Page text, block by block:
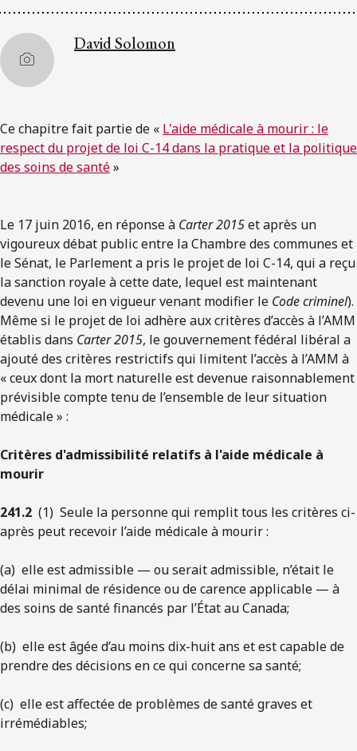
David Solomon
Ce chapitre fait partie de « L'aide médicale à mourir : le
respect du projet de loi C-14 dans la pratique et la politique
des soins de santé»
Le 17 juin 2016, en réponse à Carter 2015et après un
vigoureux débat public entre la Chambre des communes et
le Sénat, le Parlement a pris le projet de loi C-14, qui a reçu
la sanction royale à cette date, lequel est maintenant
devenu une loi en vigueur venant modifier le Code criminel).
Même si le projet de loi adhère aux critères d’accès à l’AMM
établis dans Carter 2015, le gouvernement fédéral libéral a
ajouté des critères restrictifs qui limitent l’accès à l’AMM à
« ceux dont la mort naturelle est devenue raisonnablement
prévisible compte tenu de l’ensemble de leur situation
médicale » :
Critères d'admissibilité relatifs à l'aide médicale à
mourir
241.‍2 (1) Seule la personne qui remplit tous les critères ci-
après peut recevoir l’aide médicale à mourir :
(a) elle est admissible — ou serait admissible, n’était le
délai minimal de résidence ou de carence applicable — à
des soins de santé financés par l’État au Canada;
(b) elle est âgée d’au moins dix-huit ans et est capable de
prendre des décisions en ce qui concerne sa santé;
(c) elle est affectée de problèmes de santé graves et
irrémédiables;